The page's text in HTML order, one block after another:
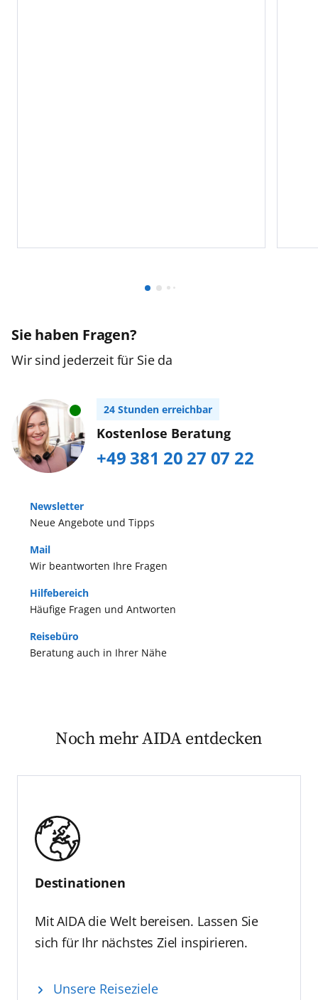
Sie haben Fragen?
Wir sind jederzeit für Sie da
24 Stunden erreichbar
Kostenlose Beratung
+49 381 20 27 07 22
Neue Angebote und Tipps
Newsletter
Häufige Fragen und Antworten
Hilfebereich
Wir beantworten Ihre Fragen
Mail
Beratung auch in Ihrer Nähe
Reisebüro
Noch mehr AIDA entdecken
Destinationen
Mit AIDA die Welt bereisen. Lassen Sie
sich für Ihr nächstes Ziel inspirieren.
Unsere Reiseziele